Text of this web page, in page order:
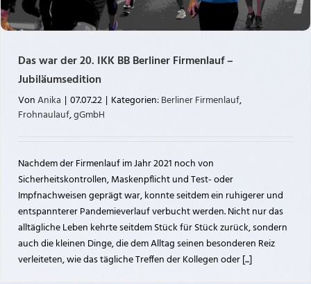
Das war der 20. IKK BB Berliner Firmenlauf –
Jubiläumsedition
VonAnika | 07.07.22 | Kategorien:Berliner Firmenlauf,
Frohnaulauf,gGmbH
Nachdem der Firmenlauf im Jahr 2021 noch von
Sicherheitskontrollen, Maskenpflicht und Test- oder
Impfnachweisen geprägt war, konnte seitdem ein ruhigerer und
entspannterer Pandemieverlauf verbucht werden. Nicht nur das
alltägliche Leben kehrte seitdem Stück für Stück zurück, sondern
auch die kleinen Dinge, die dem Alltag seinen besonderen Reiz
verleiteten, wie das tägliche Treffen der Kollegen oder [...]